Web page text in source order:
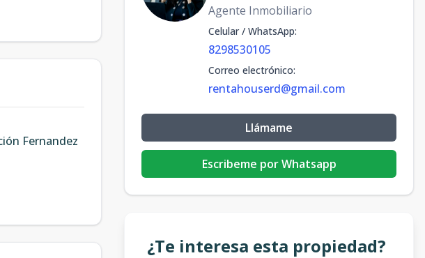
Fernandez
Agente Inmobiliario
Celular / WhatsApp:
8298530105
Correo electrónico:
rentahouserd@gmail.com
Llámame
Escribeme por Whatsapp
¿Te interesa esta propiedad?